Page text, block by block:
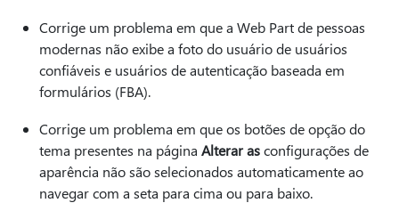
Corrige um problema em que a Web Part de pessoas
modernas não exibe a foto do usuário de usuários
confiáveis e usuários de autenticação baseada em
formulários (FBA).
Corrige um problema em que os botões de opção do
tema presentes na página Alterar asconfigurações de
aparência não são selecionados automaticamente ao
navegar com a seta para cima ou para baixo.